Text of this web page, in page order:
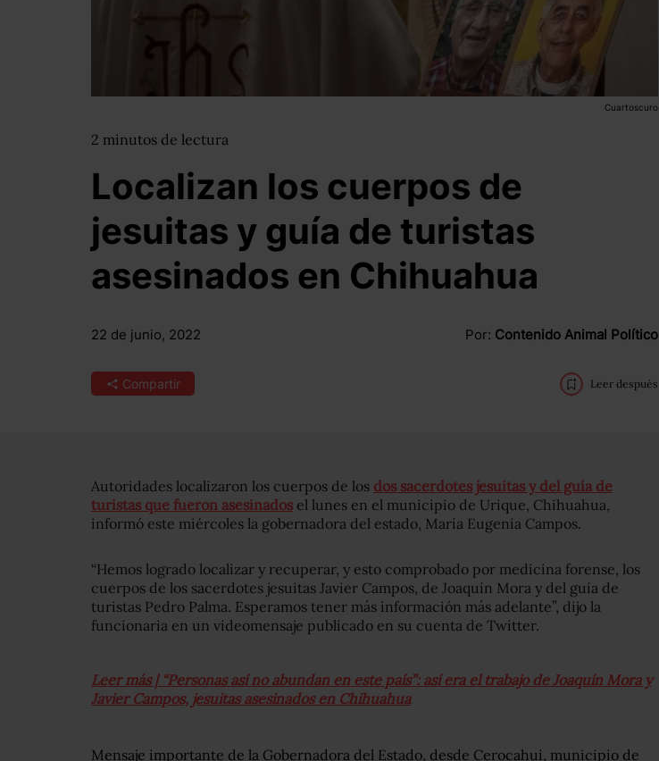
Cuartoscuro
2 minutos de lectura
Localizan los cuerpos de
jesuitas y guía de turistas
asesinados en Chihuahua
22 de junio, 2022 Por: Contenido Animal Político
Compartir Leer después
Autoridades localizaron los cuerpos de los dos sacerdotes jesuitas y del guía de
turistas que fueron asesinados el lunes en el municipio de Urique, Chihuahua,
informó este miércoles la gobernadora del estado, María Eugenia Campos.
“Hemos logrado localizar y recuperar, y esto comprobado por medicina forense, los
cuerpos de los sacerdotes jesuitas Javier Campos, de Joaquín Mora y del guía de
turistas Pedro Palma. Esperamos tener más información más adelante”, dijo la
funcionaria en un videomensaje publicado en su cuenta de Twitter.
Leer más | “Personas así no abundan en este país”: así era el trabajo de Joaquín Mora y
Javier Campos, jesuitas asesinados en Chihuahua
Mensaje importante de la Gobernadora del Estado, desde Cerocahui, municipio de